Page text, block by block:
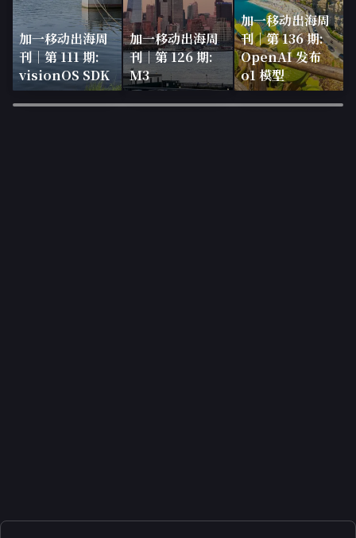
加一移动出海周
刊｜第 111 期:
visionOS SDK
加一移动出海周
刊｜第 126 期:
M3
加一移动出海周
刊｜第 136 期:
OpenAI 发布
o1 模型